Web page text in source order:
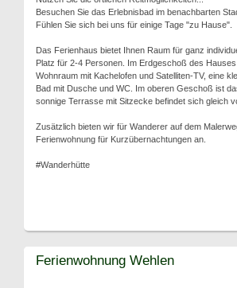
Besuchen Sie das Erlebnisbad im benachbarten
Fühlen Sie sich bei uns für einige Tage "zu Hause".
Das Ferienhaus bietet Ihnen Raum für ganz
Platz für 2-4 Personen. Im Erdgeschoß des
Wohnraum mit Kachelofen und Satelliten-TV, eine
Bad mit Dusche und WC. Im oberen Geschoß ist
sonnige Terrasse mit Sitzecke befindet sich gleich
Zusätzlich bieten wir für Wanderer auf dem
Ferienwohnung für Kurzübernachtungen an.
#Wanderhütte
Ferienwohnung Wehlen